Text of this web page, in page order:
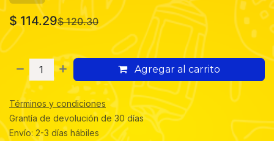
$114.29$120.30
Agregar al carrito
Términos y condiciones
Grantía de devolución de 30 días
Envío: 2-3 días hábiles